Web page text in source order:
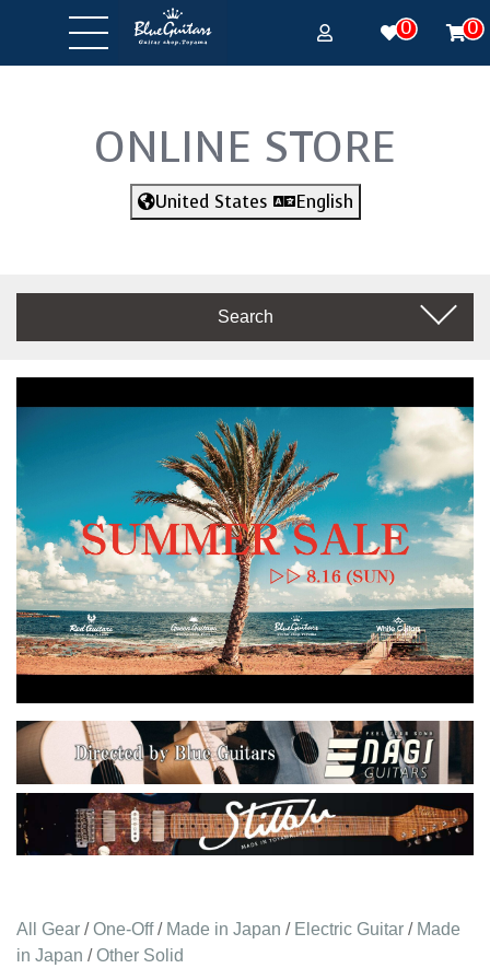
0 0
ONLINE STORE
United States English
Search
All Gear /One-Off/ Made in Japan / Electric Guitar / Made
in Japan /Other Solid